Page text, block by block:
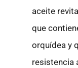
aceite
que
orquídea y
resistencia